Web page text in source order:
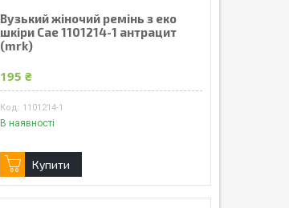
Вузький жіночий ремінь з еко
шкіри Cae 1101214-1 антрацит
(mrk)
195 ₴
1101214-1
В наявності
Купити